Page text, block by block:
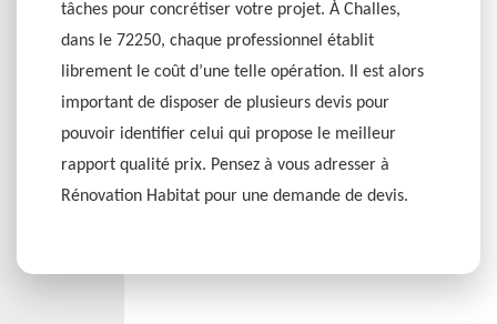
tâches pour concrétiser votre projet. À Challes,
dans le 72250, chaque professionnel établit
librement le coût d’une telle opération. Il est alors
important de disposer de plusieurs devis pour
pouvoir identifier celui qui propose le meilleur
rapport qualité prix. Pensez à vous adresser à
Rénovation Habitat pour une demande de devis.